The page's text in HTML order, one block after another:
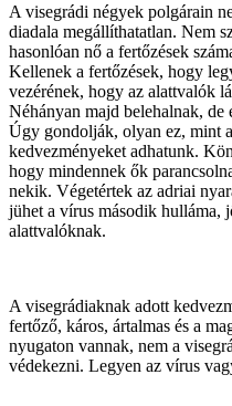
A visegrádi négyek polgárain
diadala megállíthatatlan. Nem
hasonlóan nő a fertőzések
Kellenek a fertőzések, hogy
vezérének, hogy az alattvalók
Néhányan majd belehalnak,
Úgy gondolják, olyan ez, mint
kedvezményeket adhatunk.
hogy mindennek ők
nekik. Végetértek az adriai
jühet a vírus második hulláma,
alattvalóknak.
A visegrádiaknak adott
fertőző, káros, ártalmas és a
nyugaton vannak, nem a
védekezni. Legyen az vírus